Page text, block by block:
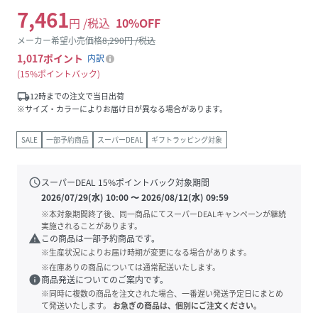
7,461円 /税込 10%OFF
メーカー希望小売価格8,290円 /税込
1,017ポイント 内訳
15%ポイントバック
local_shipping12時までの注文で当日出荷
※サイズ・カラーによりお届け日が異なる場合があります。
SALE 一部予約商品 スーパーDEAL ギフトラッピング対象
scheduleスーパーDEAL 15%ポイントバック対象期間
2026/07/29(水) 10:00〜2026/08/12(水) 09:59
※本対象期間終了後、同一商品にてスーパーDEALキャンペーンが継続
実施されることがあります。
warning この商品は一部予約商品です。
※生産状況によりお届け時期が変更になる場合があります。
※在庫ありの商品については通常配送いたします。
info商品発送についてのご案内です。
※同時に複数の商品を注文された場合、一番遅い発送予定日にまとめ
て発送いたします。
お急ぎの商品は、個別にご注文ください。